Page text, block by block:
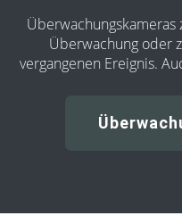
Überwachungskameras
Überwachung oder
vergangenen Ereignis.